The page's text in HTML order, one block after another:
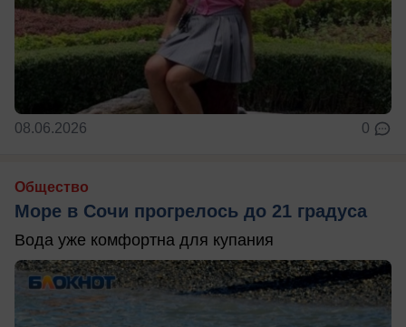
08.06.2026 0
Общество
Море в Сочи прогрелось до 21 градуса
Вода уже комфортна для купания